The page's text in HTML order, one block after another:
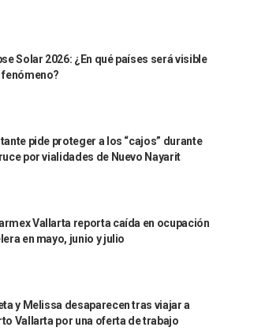
Solar 2026: ¿En qué países será visible
fenómeno?
pide proteger a los “cajos” durante
por vialidades de Nuevo Nayarit
Vallarta reporta caída en ocupación
en mayo, junio y julio
y Melissa desaparecen tras viajar a
Vallarta por una oferta de trabajo